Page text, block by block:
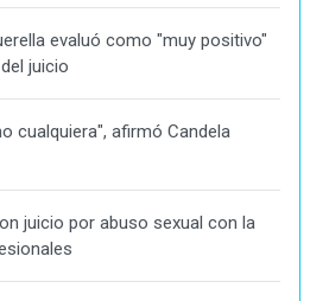
evaluó como "muy positivo"
juicio
cualquiera", afirmó Candela
juicio por abuso sexual con la